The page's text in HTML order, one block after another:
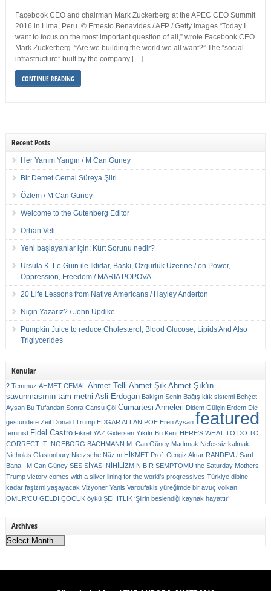
Facebook CEO and chairman Mark Zuckerberg at the APEC CEO Summit
2016 in Lima, Peru. © Ernesto Benavides / AFP / Getty Images “Today I
want to focus on the most important question of all,” wrote Facebook CEO
Mark Zuckerberg. “Are we building the world we all want?” The “social
infrastructure” built by the company […]
CONTINUE READING
Recent Posts
Her Yanım Yangın / M Can Guney
Bir Demet Cemal Süreya Şiiri
Özlem / M Can Guney
Welcome to the Gutenberg Editor
Orhan Veli
Yeni başlayanlar için: Kürt Sorunu nedir?
Ursula K. Le Guin ile İktidar, Baskı, Özgürlük Üzerine / on Power,
Oppression, Freedom / MARIA POPOVA
20 Life Lessons from Native Americans / Hayley Anderton
Niçin Yazarız? / John Updike
Pumpkin Juice to reduce Cholesterol, Blood Glucose, Lipids And Also
Triglycerides
Konular
2 Temmuz AHMET CEMAL Ahmet Telli Ahmet Şık Ahmet Şık'ın
savunmasının tam metni Asli Erdogan Bakişın Senin Bağışıklık sistemi Behçet
Aysan Bu Tufandan Sonra Cansu Çöl Cumartesi Anneleri Didem Gülçin Erdem Die
gestundete Zeit Donald Trump EDGAR ALLAN POE Eren Aysan featured
feminist Fidel Castro Fikret YAZ Gidersen Yıkılır Bu Kent HERE’S WHAT TO DO TO
CORRECT IT INGEBORG BACHMANN M. Can Güney Madımak Nefessiz kalmak…
Nicholas Glastonbury Nietzsche Nâzım HİKMET Prof. Cengiz Aktar RANDEVU Sarıl
Bana . M Can Güney SES SİYASİ NİHİLİZMİN BİR SEMPTOMU the Saturday Mothers
Trump victory comes with a silver lining for the world’s progressives Türkiye dibine
kadar faşizmi yaşayacak Vizyoner Yanis Varoufakis yüreğimde bir avuç volkan
ÖMÜR'CÜ GELDİ ÇOCUK öykü ŞEHİTLİK ‘Şiirin beslendiği kaynak hayattır’
Archives
Archives